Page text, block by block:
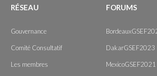
RÉSEAU
Gouvernance
Comité Consultatif
Les membres
FORUMS
DakarGSEF2023
MexicoGSEF2021